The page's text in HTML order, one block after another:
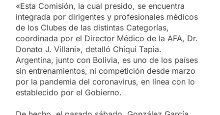
«Esta Comisión, la cual presido, se encuentra
integrada por dirigentes y profesionales médicos
de los Clubes de las distintas Categorías,
coordinada por el Director Médico de la AFA, Dr.
Donato J. Villani», detalló Chiqui Tapia.
Argentina, junto con Bolivia, es uno de los países
sin entrenamientos, ni competición desde marzo
por la pandemia del coronavirus, en línea con lo
establecido por el Gobierno.